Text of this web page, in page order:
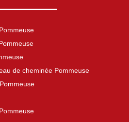
de cheminée Pommeuse